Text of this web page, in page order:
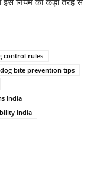
control rules
dog bite prevention tips
India
India